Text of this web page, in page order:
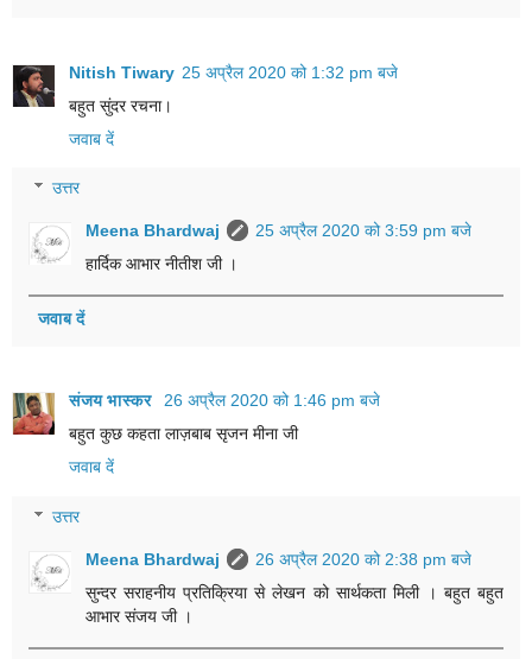
Nitish Tiwary 25 अप्रैल 2020 को 1:32 pm बजे
बहुत सुंदर रचना।
जवाब दें
उत्तर
Meena Bhardwaj
25 अप्रैल 2020 को 3:59 pm बजे
हार्दिक आभार नीतीश जी ।
जवाब दें
संजय भास्‍कर
26 अप्रैल 2020 को 1:46 pm बजे
बहुत कुछ कहता लाज़बाब सृजन मीना जी
जवाब दें
उत्तर
Meena Bhardwaj
26 अप्रैल 2020 को 2:38 pm बजे
सुन्दर सराहनीय प्रतिक्रिया से लेखन को सार्थकता मिली । बहुत बहुत
आभार संजय जी ।